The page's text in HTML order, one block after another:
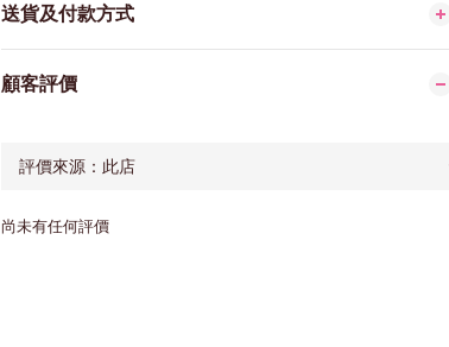
送貨及付款方式
顧客評價
尚未有任何評價